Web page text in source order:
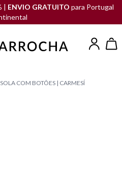
| ENVIO GRATUITO para Portugal
COM BOTÕES | CARMESÍ